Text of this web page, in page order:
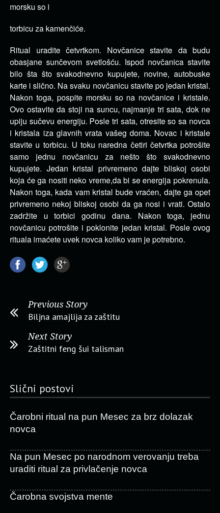
morsku so i
torbicu za kamenčiće.
Ritual uradite četvrtkom. Novčanice stavite da budu
obasjane sunčevom svetlošću. Ispod novčanica stavite
bilo šta što svakodnevno kupujete, novine, autobuske
karte i slično. Na svaku novčanicu stavite po jedan kristal.
Nakon toga, pospite morsku so na novčanice i kristale.
Ovo ostavite da stoji na suncu, najmanje tri sata, dok ne
upiju sučevu energiju. Posle tri sata, otresite so sa novca
i kristala iza glavnih vrata vašeg doma. Novac i kristale
stavite u torbicu. U toku naredna četiri četvrtka potrošite
samo jednu novčanicu za nešto što svakodnevno
kupujete. Jedan kristal privremeno dajte bliskoj osobi
koja će ga nositi neko vreme,da bi se energija pokrenula.
Nakon toga, kada vam kristal bude vraćen, dajte ga opet
privremeno nekoj bliskoj osobi da ga nosi i vrati. Ostalo
zadržite u torbici godinu dana. Nakon toga, jednu
novčanicu potrošite i poklonite jedan kristal. Posle ovog
rituala imaćete uvek novca koliko vam je potrebno.
Previous Story
Biljna amajlija za zaštitu
Next Story
Zaštitni feng šui talisman
Slični postovi
Čarobni ritual na pun Mesec za brz dolazak
novca
Na pun Mesec po narodnom verovanju treba
uraditi ritual za privlačenje novca
Čarobna svojstva mente